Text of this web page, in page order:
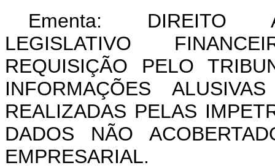
Ementa: DIREITO
LEGISLATIVO
REQUISIÇÃO PELO
INFORMAÇÕES
REALIZADAS PELAS
DADOS NÃO
EMPRESARIAL.